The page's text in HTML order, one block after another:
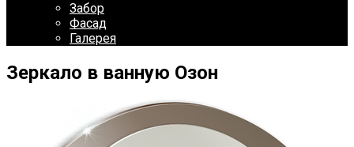
Забор
Фасад
Галерея
Зеркало в ванную Озон